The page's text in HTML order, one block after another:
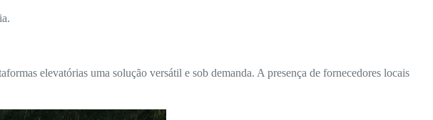
elevatórias uma solução versátil e sob demanda. A presença de fornecedores locais